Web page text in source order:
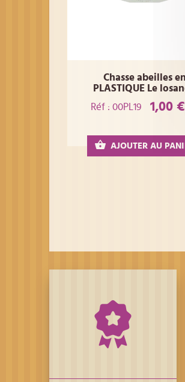
Chasse abeilles en
PLASTIQUE Le
Réf : 00PL19
1,00 €
AJOUTER AU